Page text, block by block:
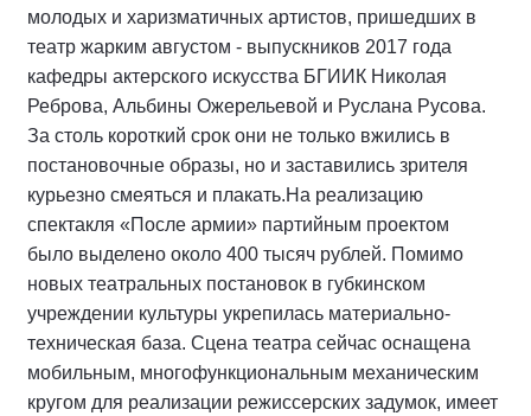
молодых и харизматичных артистов, пришедших в
театр жарким августом - выпускников 2017 года
кафедры актерского искусства БГИИК Николая
Реброва, Альбины Ожерельевой и Руслана Русова.
За столь короткий срок они не только вжились в
постановочные образы, но и заставились зрителя
курьезно смеяться и плакать.На реализацию
спектакля «После армии» партийным проектом
было выделено около 400 тысяч рублей. Помимо
новых театральных постановок в губкинском
учреждении культуры укрепилась материально-
техническая база. Сцена театра сейчас оснащена
мобильным, многофункциональным механическим
кругом для реализации режиссерских задумок, имеет